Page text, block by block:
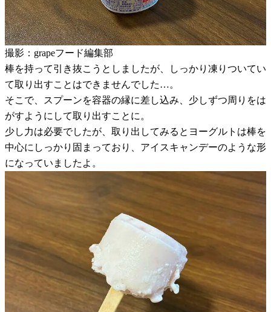
撮影：grapeフード編集部
棒を持って引き抜こうとしましたが、しっかり凍りついてい
て取り出すことはできませんでした…。
そこで、スプーンを容器の縁に差し込み、少しずつ周りをは
がすようにして取り出すことに。
少し力は必要でしたが、取り出してみるとヨーグルトは棒を
中心にしっかり固まっており、アイスキャンデーのような形
になっていましたよ。